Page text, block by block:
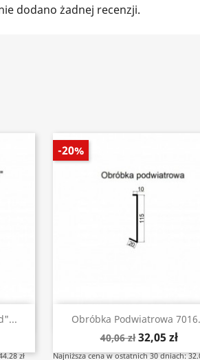
dodano żadnej recenzji.
zł
Obróbka Podwiatrowa
40,06 zł 32,05 zł
Najniższa cena w ostatnich 30 dniach:
-20%
Szybki podgląd